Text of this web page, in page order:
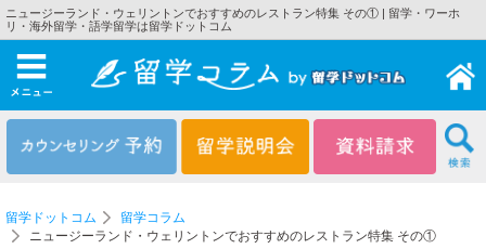
ニュージーランド・ウェリントンでおすすめのレストラン特集 その① | 留学・ワーホ
リ・海外留学・語学留学は留学ドットコム
メニュー
留学ドットコム
留学コラム
ニュージーランド・ウェリントンでおすすめのレストラン特集 その①